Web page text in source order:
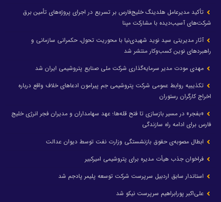
تأکید مدیرعامل هلدینگ خلیج‌فارس بر تسریع در اجرای پروژه‌های تأمین برق
شرکت‌های آسیب‌دیده با مشارکت مپنا
آثار مدیریتی سید نوید شهیدی‌نیا با محوریت تحول، حکمرانی سازمانی و
راهبردهای نوین کسب‌وکار منتشر شد
مهدی مودت مدیر سرمایه‌گذاری شرکت ملی صنایع پتروشیمی ایران شد
تکذیبیه روابط عمومی شرکت پتروشیمی جم پیرامون ادعاهای خلاف واقع درباره
اخراج کارگران رستوران
«بفجر» در مسیر بازسازی تا فتح قله‌ها؛ عهد سهامداران و مدیران فجر انرژی خلیج
فارس برای ادامه راه سازندگی
ابطال مصوبه‌ی حقوق بازنشستگی وزارت نفت توسط دیوان عدالت
فراخوان جذب هیأت مدیره برای پتروشیمی امیرکبیر
استاندار سابق اردبیل سرپرست شرکت توسعه پلیمر پادجم شد
علی‌اکبر پورابراهیم سرپرست نیکو شد